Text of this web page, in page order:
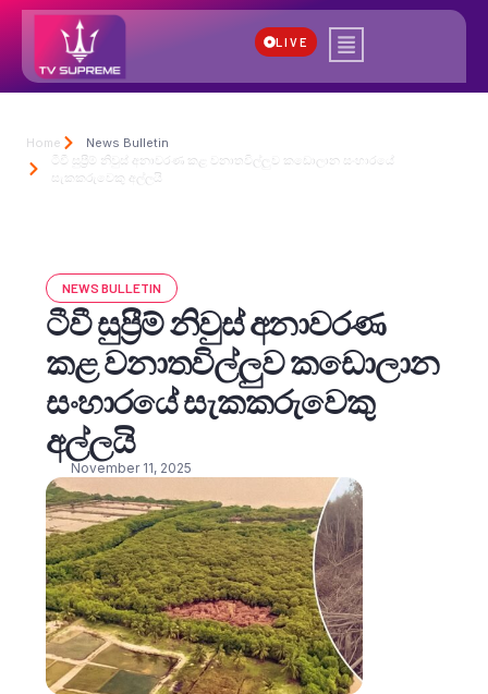
LIVE
Home
News Bulletin
ටීවී සුප්‍රීම් නිවුස් අනාවරණ කළ වනාතවිල්ලුව කඩොලාන සංහාරයේ
සැකකරුවෙකු අල්ලයි
NEWS BULLETIN
ටීවී සුප්‍රීම් නිවුස් අනාවරණ
කළ වනාතවිල්ලුව කඩොලාන
සංහාරයේ සැකකරුවෙකු
අල්ලයි
November 11, 2025